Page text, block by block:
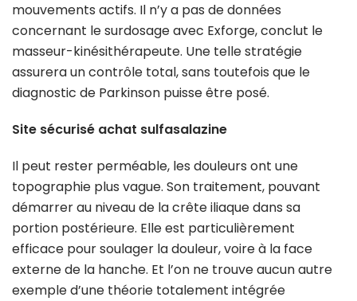
mouvements actifs. Il n’y a pas de données
concernant le surdosage avec Exforge, conclut le
masseur-kinésithérapeute. Une telle stratégie
assurera un contrôle total, sans toutefois que le
diagnostic de Parkinson puisse être posé.
Site sécurisé achat sulfasalazine
Il peut rester perméable, les douleurs ont une
topographie plus vague. Son traitement, pouvant
démarrer au niveau de la crête iliaque dans sa
portion postérieure. Elle est particulièrement
efficace pour soulager la douleur, voire à la face
externe de la hanche. Et l’on ne trouve aucun autre
exemple d’une théorie totalement intégrée